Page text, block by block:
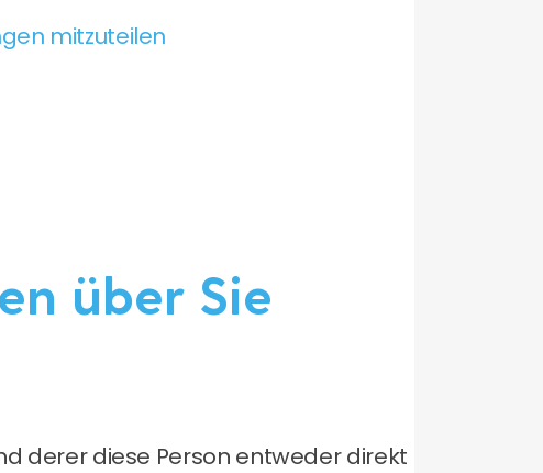
mitzuteilen
über Sie
derer diese Person entweder direkt